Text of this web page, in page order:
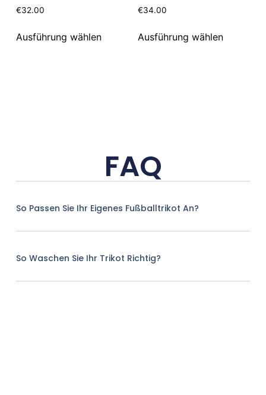
€32.00
Ausführung wählen
€34.00
Ausführung wählen
FAQ
So Passen Sie Ihr Eigenes Fußballtrikot An?
So Waschen Sie Ihr Trikot Richtig?